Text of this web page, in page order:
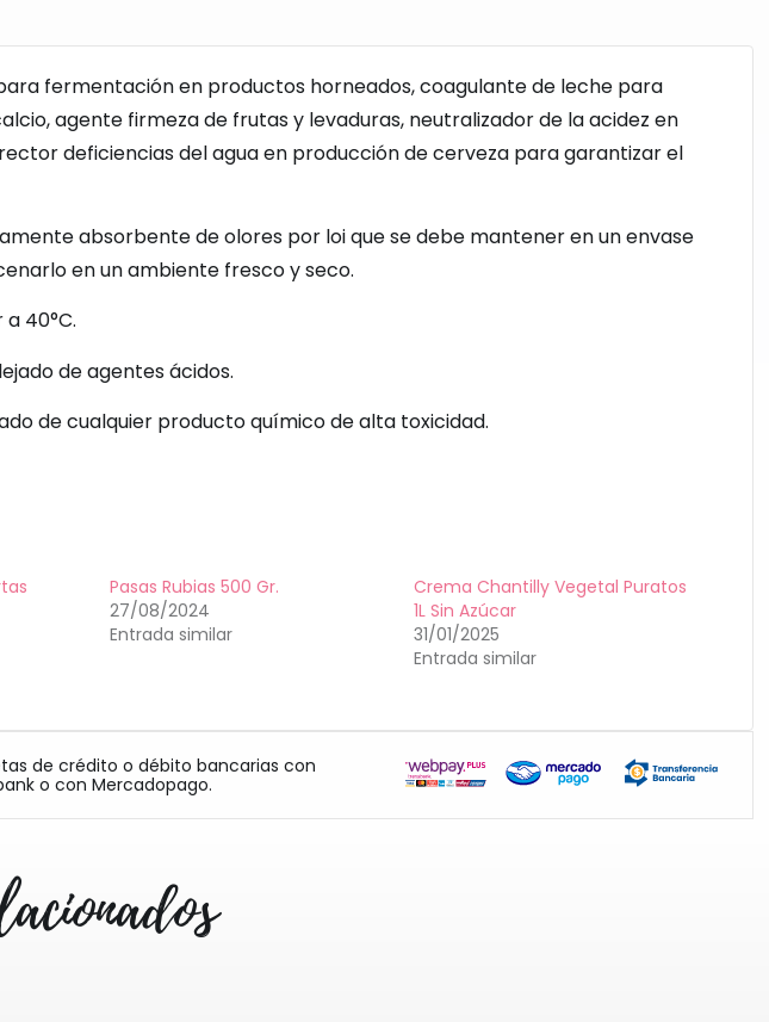
fermentación en productos horneados, coagulante de leche para
agente firmeza de frutas y levaduras, neutralizador de la acidez en
deficiencias del agua en producción de cerveza para garantizar el
absorbente de olores por loi que se debe mantener en un envase
en un ambiente fresco y seco.
40°C.
de agentes ácidos.
de cualquier producto químico de alta toxicidad.
Pasas Rubias 500 Gr.
27/08/2024
Entrada similar
Crema Chantilly Vegetal Puratos
1L Sin Azúcar
31/01/2025
Entrada similar
de crédito o débito bancarias con
o con Mercadopago.